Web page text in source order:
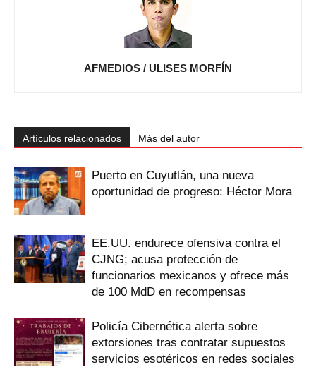
AFMEDIOS / ULISES MORFÍN
Artículos relacionados Más del autor
Puerto en Cuyutlán, una nueva
oportunidad de progreso: Héctor Mora
EE.UU. endurece ofensiva contra el
CJNG; acusa protección de
funcionarios mexicanos y ofrece más
de 100 MdD en recompensas
Policía Cibernética alerta sobre
extorsiones tras contratar supuestos
servicios esotéricos en redes sociales